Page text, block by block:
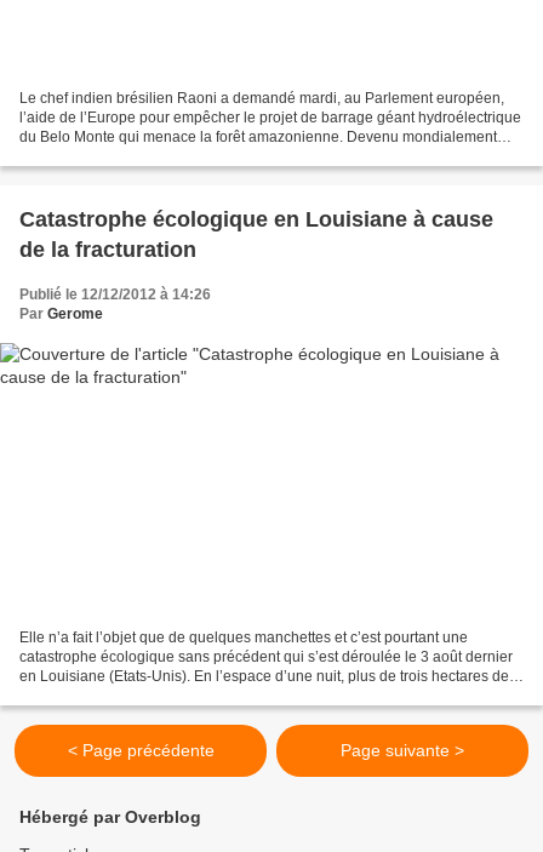
Le chef indien brésilien Raoni a demandé mardi, au Parlement européen,
l’aide de l’Europe pour empêcher le projet de barrage géant hydroélectrique
du Belo Monte qui menace la forêt amazonienne. Devenu mondialement
Catastrophe écologique en Louisiane à cause
de la fracturation
Publié le 12/12/2012 à 14:26
Par Gerome
Elle n’a fait l’objet que de quelques manchettes et c’est pourtant une
catastrophe écologique sans précédent qui s’est déroulée le 3 août dernier
en Louisiane (Etats-Unis). En l’espace d’une nuit, plus de trois hectares de
< Page précédente Page suivante >
Hébergé par Overblog